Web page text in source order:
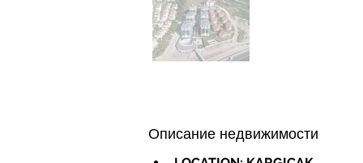
Описание недвижимости